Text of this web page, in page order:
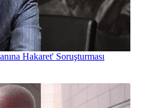
Hakaret' Soruşturması